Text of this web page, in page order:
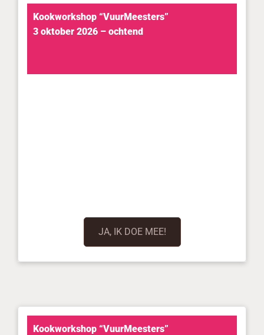
Kookworkshop “VuurMeesters”
3 oktober 2026 – ochtend
JA, IK DOE MEE!
Kookworkshop “VuurMeesters”